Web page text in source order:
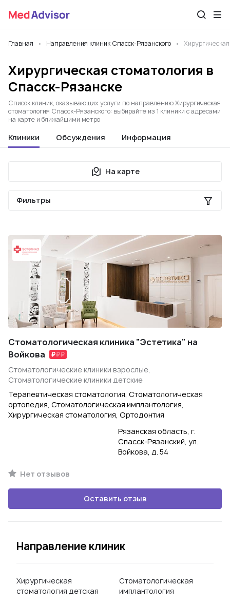
Главная Направления клиник Спасск-Рязанского
Хирургическая стоматология в
Спасск-Рязанске
Список клиник, оказывающих услуги по направлению Хирургическая
стоматология Спасск-Рязанского: выбирайте из 1 клиники с адресами
на карте и ближайшими метро
Клиники Обсуждения Информация
На карте
Фильтры
Стоматологическая клиника "Эстетика" на
Войкова
Стоматологические клиники взрослые,
Стоматологические клиники детские
Терапевтическая стоматология, Стоматологическая
ортопедия, Стоматологическая имплантология,
Хирургическая стоматология, Ортодонтия
Рязанская область, г.
Спасск-Рязанский, ул.
Войкова, д. 54
Нет отзывов
Оставить отзыв
Направление клиник
Хирургическая
стоматология детская
Стоматологическая
имплантология